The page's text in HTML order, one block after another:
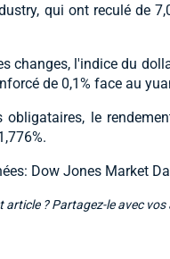
qui ont reculé de
changes, l'indice du
de 0,1% face au
obligataires, le
Dow Jones Market
article ? Partagez-le avec